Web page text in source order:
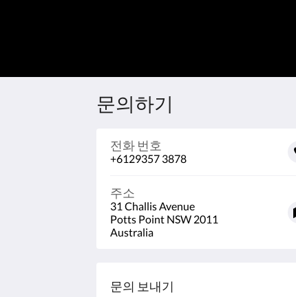
문의하기
전화 번호
+6129357 3878
주소
31 Challis Avenue
Potts Point NSW 2011
Australia
문의 보내기